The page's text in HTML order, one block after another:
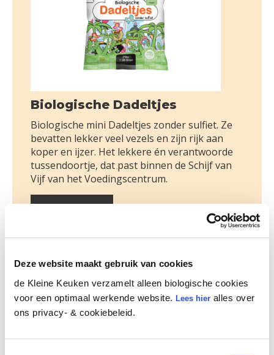
Deze website maakt gebruik van cookies
de Kleine Keuken verzamelt alleen biologische cookies
voor een optimaal werkende website. Lees hier alles over
ons privacy- & cookiebeleid.
Biologische Dadeltjes
Biologische mini Dadeltjes zonder sulfiet. Ze
bevatten lekker veel vezels en zijn rijk aan
koper en ijzer. Het lekkere én verantwoorde
tussendoortje, dat past binnen de Schijf van
Vijf van het Voedingscentrum.
Lees meer
Deel: